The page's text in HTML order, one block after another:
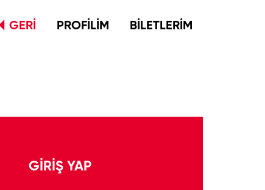
GERİ PROFİLİM BİLETLERİM
GİRİŞ YAP